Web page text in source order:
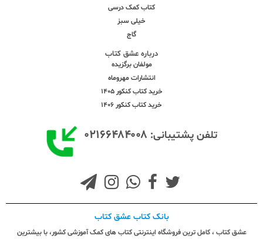
کتاب کمک درسی
خیلی سبز
گاج
درباره عشق کتاب
مولفان برگزیده
انتشارات مهروماه
خرید کتاب کنکور 1405
خرید کتاب کنکور 1406
تلفن پشتیبانی: ۰۲۱۶۶۴۸۴۰۰۸
بانک کتاب عشق کتاب
عشق کتاب ، کامل ترین فروشگاه اینترنتی کتاب های کمک آموزشی کشور، با بیشترین